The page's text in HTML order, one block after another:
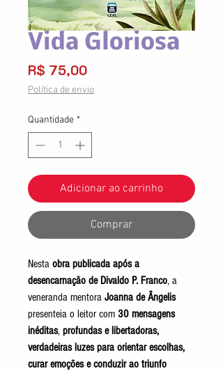
Vida Gloriosa
R$ 75,00Preço
Política de envio
Quantidade *
Adicionar ao carrinho
Comprar
Nesta obra publicada após a
desencarnação de Divaldo P. Franco, a
veneranda mentora Joanna de Ângelis
presenteia o leitor com 30 mensagens
inéditas, profundas e libertadoras,
verdadeiras luzes para orientar escolhas,
curar emoções e conduzir ao triunfo